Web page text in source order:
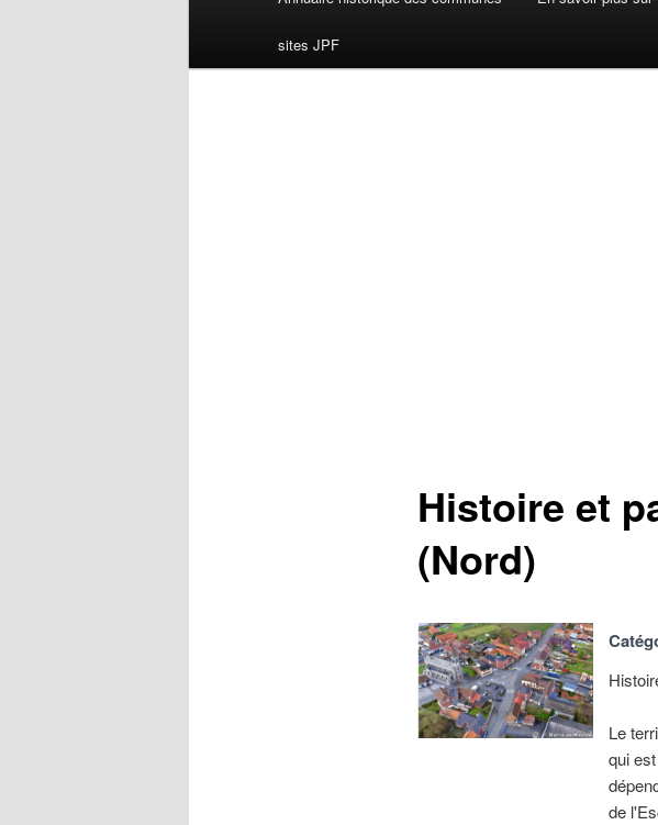
principalsites JPF
Histoire et
(Nord)
Le
qui
de